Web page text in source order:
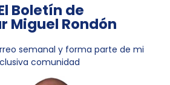
Boletín de
Miguel Rondón
semanal y forma parte de mi
comunidad